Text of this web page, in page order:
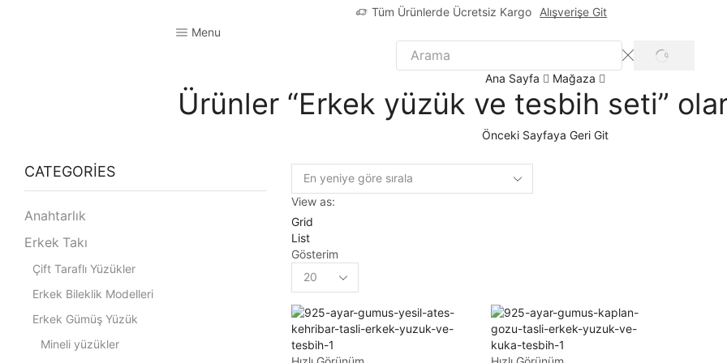
Tüm Ürünlerde Ücretsiz Kargo Alışverişe Git
Menu
Ana Sayfa Mağaza
Ürünler “Erkek yüzük ve tesbih seti”
Önceki Sayfaya Geri Git
View as:
Grid
List
Gösterim
CATEGORIES
Anahtarlık
Erkek Takı
Çift Taraflı Yüzükler
Erkek Bileklik Modelleri
Erkek Gümüş Yüzük
Mineli yüzükler